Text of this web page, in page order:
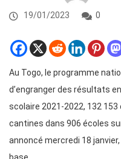
19/01/2023 0
Au Togo, le programme
d’engranger des résultats
scolaire 2021-2022, 132
cantines dans 906 écoles
annoncé mercredi 18